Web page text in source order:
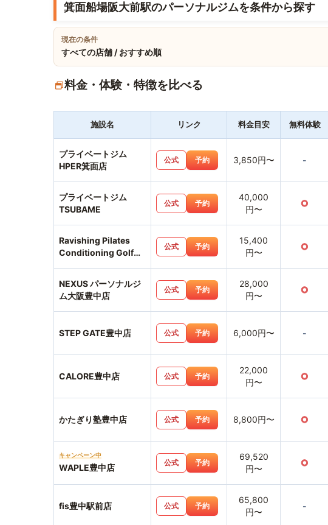
箕面船場阪大前駅のパーソナルジムを条件から探す
現在の条件
すべての店舗 / おすすめ順
料金・体験・特徴を比べる
施設名 リンク 料金目安 無料体験
プライベートジム
HPER箕面店
公式 予約 3,850円〜 -
プライベートジム
TSUBAME
公式 予約
40,000
円〜
○
Ravishing Pilates
Conditioning Golf
公式 予約
15,400
円〜
○
NEXUS パーソナルジ
ム大阪豊中店
公式 予約
28,000
円〜
○
STEP GATE豊中店 公式 予約 6,000円〜 -
CALORE豊中店 公式 予約
22,000
円〜
○
かたぎり塾豊中店 公式 予約 8,800円〜 ○
キャンペーン中
WAPLE豊中店 公式 予約
69,520
円〜
○
fis豊中駅前店 公式 予約
65,800
円〜
-